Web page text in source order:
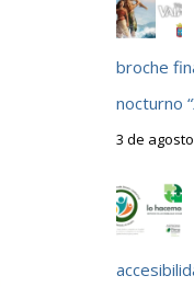
broche
nocturno
3 de